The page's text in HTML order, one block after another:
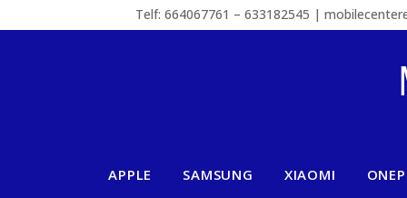
Telf: 664067761 – 633182545 |
APPLE SAMSUNG XIAOMI